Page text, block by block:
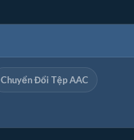
Chuyển Đổi Tệp AAC